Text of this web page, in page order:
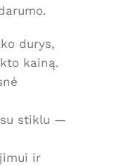
durys,
kainą.
stiklu —
ir